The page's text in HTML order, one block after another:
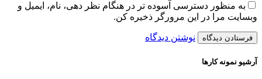
به منظور دسترسی آسوده تر در هنگام نظر دهی، نام، ایمیل و
وبسایت مرا در این مرورگر ذخیره کن.
نوشتن دیدگاه
آرشیو نمونه کارها